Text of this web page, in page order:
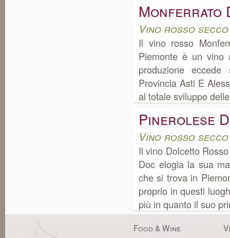
Monferrato
Vino rosso secco
Il vino rosso
Piemonte è un
produzione
Provincia Asti E
al totale sviluppo
Pinerolese
Vino rosso secco
Il vino Dolcetto
Doc elogia la sua
che si trova in
proprio in questi
più in quanto il suo
Food & Wine